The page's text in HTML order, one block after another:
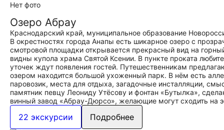
Нет фото
Озеро Абрау
Краснодарский край, муниципальное образование
В окрестностях города Анапы есть шикарное озеро с
смотровой площадки открывается прекрасный вид на
видны купола храма Святой Ксении. В пункте проката
уточек ждут появления гостей. Путешественникам
озером находится большой ухоженный парк. В нём есть
паровозик, места для отдыха, загадочные инсталляции,
памятник певцу Леониду Утёсову и фонтан «Бутылка»,
винный завод «Абрау-Дюрсо», желающие могут сходить на
22 экскурсии Подробнее